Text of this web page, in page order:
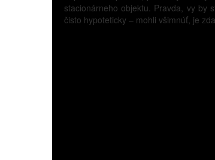
stacionárneho objektu. Pravda, vy by
čisto hypoteticky – mohli všimnúť, je